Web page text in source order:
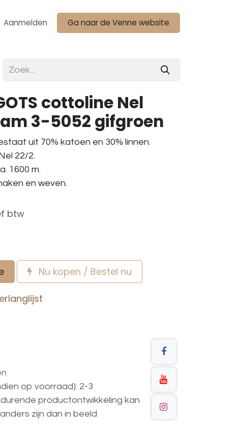
Aanmelden Ga naar de Venne website
cottoline Nel
3-5052 gifgroen
uit 70% katoen en 30% linnen.
22/2.
1600 m.
en weven.
btw
Nu kopen / Bestel nu
op voorraad): 2-3
productontwikkeling kan
anders zijn dan in beeld